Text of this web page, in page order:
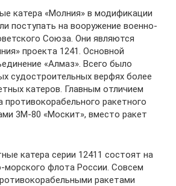
катера «Молния» в модификации
поступать на вооружение военно-
Союза. Они являются
проекта 1241. Основной
«Алмаз». Всего было
судостроительных верфях более
катеров. Главным отличием
противокорабельного ракетного
3М-80 «Москит», вместо ракет
катера серии 12411 состоят на
морского флота России. Совсем
ракетами